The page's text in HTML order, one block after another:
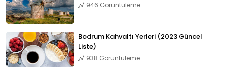
946 Görüntüleme
Bodrum Kahvaltı Yerleri (2023 Güncel
Liste)
938 Görüntüleme